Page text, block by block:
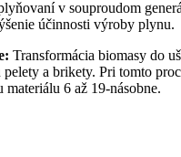
v souproudom
účinnosti výroby plynu.
Transformácia biomasy do
a brikety. Pri tomto
6 až 19-násobne.